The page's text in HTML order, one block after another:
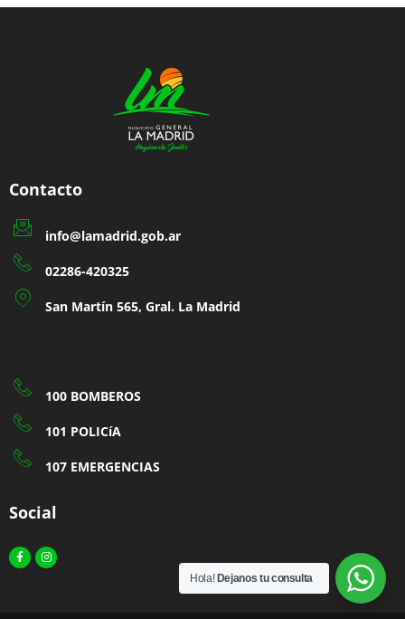
Contacto
info@lamadrid.gob.ar
02286-420325
San Martín 565, Gral. La Madrid
100 BOMBEROS
101 POLICíA
107 EMERGENCIAS
Social
Facebook-
f
Instagram
Hola! Dejanos tu consulta